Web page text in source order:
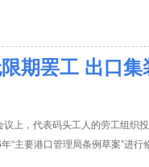
期罢工 出口
上，代表码头工人的劳工组织
“主要港口管理局条例草案”进行